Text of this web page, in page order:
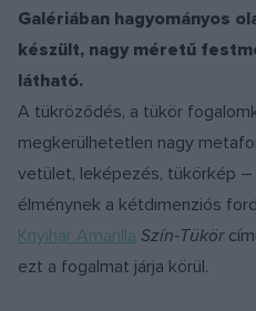
Galériában hagyományos
készült, nagy méretű
látható.
A tükröződés, a tükör
megkerülhetetlen nagy
vetület, leképezés, tükörkép –
élménynek a kétdimenziós
Knyihár Amarilla Szín-Tükör
ezt a fogalmat járja körül.